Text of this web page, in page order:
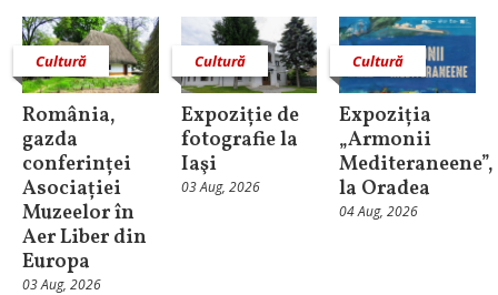
Cultură
România,
gazda
conferinței
Asociației
Muzeelor în
Aer Liber din
Europa
03 Aug, 2026
Cultură
Expoziție de
fotografie la
Iaşi
03 Aug, 2026
Cultură
Expoziția
„Armonii
Mediteraneene”,
la Oradea
04 Aug, 2026